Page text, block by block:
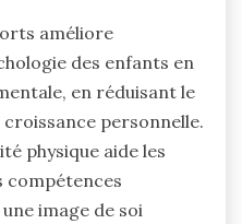
améliore
des enfants en
en réduisant le
personnelle.
physique aide les
compétences
image de soi